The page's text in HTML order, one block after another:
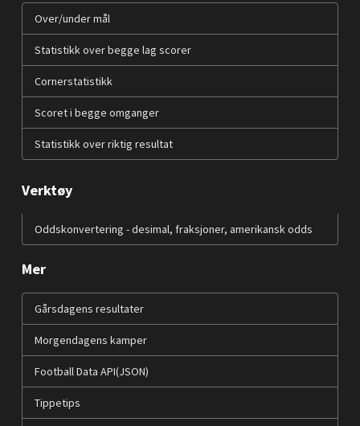
Over/under mål
Statistikk over begge lag scorer
Cornerstatistikk
Scoret i begge omganger
Statistikk over riktig resultat
Verktøy
Oddskonvertering - desimal, fraksjoner, amerikansk odds
Mer
Gårsdagens resultater
Morgendagens kamper
Football Data API(JSON)
Tippetips